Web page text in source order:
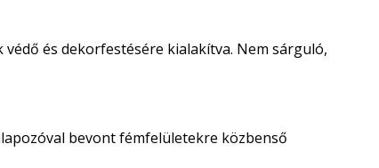
és dekorfestésére kialakítva. Nem sárguló,
bevont fémfelületekre közbenső